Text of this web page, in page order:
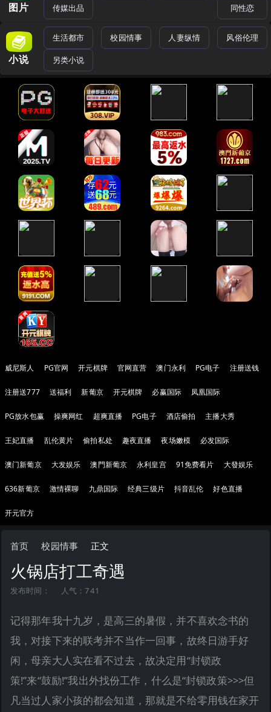
图片 传媒出品 同性恋
小说
生活都市 校园情事 人妻纵情 风俗伦理
另类小说
威尼斯人 PG官网 开元棋牌 官网直营 澳门永利 PG电子 注册送钱
注册送777 送福利 新葡京 开元棋牌 必赢国际 凤凰国际
PG放水包赢 操爽网红 超爽直播 PG电子 酒店偷拍 主播大秀
王妃直播 乱伦黄片 偷拍私处 趣夜直播 夜场嫩模 必发国际
澳门新葡京 大发娱乐 澳門新葡京 永利皇宫 91免费看片 大發娱乐
636新葡京 激情裸聊 九鼎国际 经典三级片 抖音乱伦 好色直播
开元官方
首页 校园情事 正文
火锅店打工奇遇
发布时间： 人气：741
记得那年我十九岁，是高三的暑假，并不喜欢念书的
我，对接下来的联考并不当作一回事，故终日游手好
闲，母亲大人实在看不过去，故决定用“封锁政
策!”来“鼓励!”我出外找份工作，什么是“封锁政策>>>但
凡当过人家小孩的都会知道，那就是不给零用钱在家开